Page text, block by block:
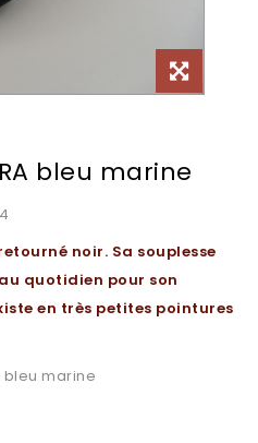
bleu marine
noir. Sa souplesse
quotidien pour son
en très petites pointures
bleu marine